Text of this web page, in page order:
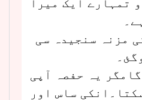
تمہارے ایک میرا
ہے۔
مزنہ سنجیدہ سی
یہ حفصہ آپی
ساس اور